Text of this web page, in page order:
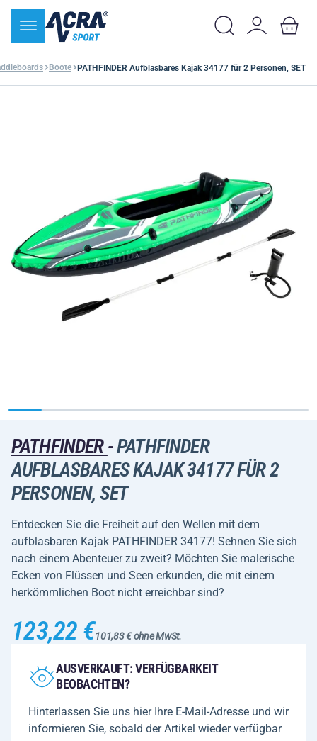
Boote PATHFINDER Aufblasbares Kajak 34177 für 2 Personen, SET
PATHFINDER-PATHFINDER
AUFBLASBARES KAJAK 34177 FÜR 2
PERSONEN, SET
Entdecken Sie die Freiheit auf den Wellen mit dem
aufblasbaren Kajak PATHFINDER 34177! Sehnen Sie sich
nach einem Abenteuer zu zweit? Möchten Sie malerische
Ecken von Flüssen und Seen erkunden, die mit einem
herkömmlichen Boot nicht erreichbar sind?
123,22 €101,83 € ohne MwSt.
AUSVERKAUFT: VERFÜGBARKEIT
BEOBACHTEN?
Hinterlassen Sie uns hier Ihre E-Mail-Adresse und wir
informieren Sie, sobald der Artikel wieder verfügbar